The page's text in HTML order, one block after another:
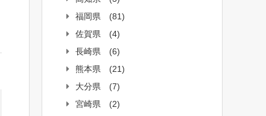
福岡県
(81)
佐賀県
(4)
長崎県
(6)
熊本県
(21)
大分県
(7)
宮崎県
(2)